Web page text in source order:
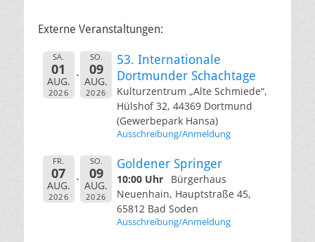
Externe Veranstaltungen:
SA.
01
AUG.
2026
SO.
09
AUG.
2026
53. Internationale
Dortmunder Schachtage
Kulturzentrum „Alte Schmiede“,
Hülshof 32, 44369 Dortmund
(Gewerbepark Hansa)
Ausschreibung/Anmeldung
FR.
07
AUG.
2026
SO.
09
AUG.
2026
Goldener Springer
10:00 Uhr
Bürgerhaus
Neuenhain, Hauptstraße 45,
65812 Bad Soden
Ausschreibung/Anmeldung